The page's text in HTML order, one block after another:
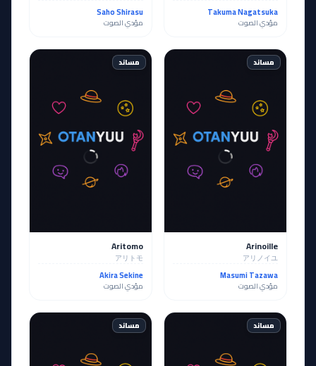
Takuma Nagatsuka
مؤدي الصوت
Saho Shirasu
مؤدي الصوت
مساند
Arinoille
アリノイユ
Masumi Tazawa
مؤدي الصوت
مساند
Aritomo
アリトモ
Akira Sekine
مؤدي الصوت
مساند مساند